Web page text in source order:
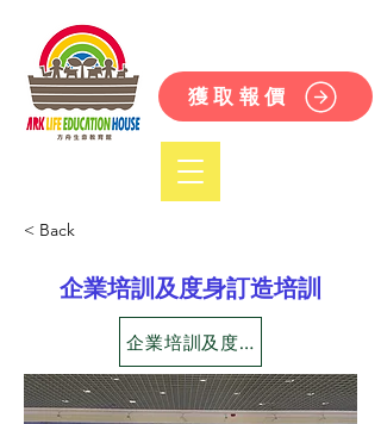
獲取報價
< Back
企業培訓及度身訂造培訓
企業培訓及度身訂造培訓